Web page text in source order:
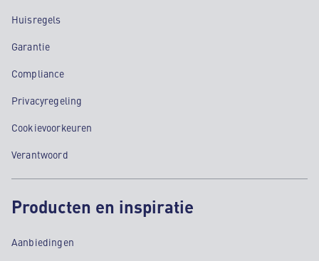
Huisregels
Garantie
Compliance
Privacyregeling
Cookievoorkeuren
Verantwoord
Producten en inspiratie
Aanbiedingen